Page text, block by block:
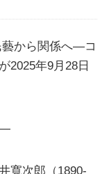
から関係へ―コ
2025年9月28日
—
寬次郎（1890-